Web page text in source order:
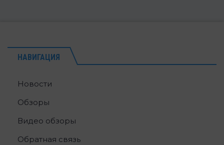
НАВИГАЦИЯ
Новости
Обзоры
Видео обзоры
Обратная связь